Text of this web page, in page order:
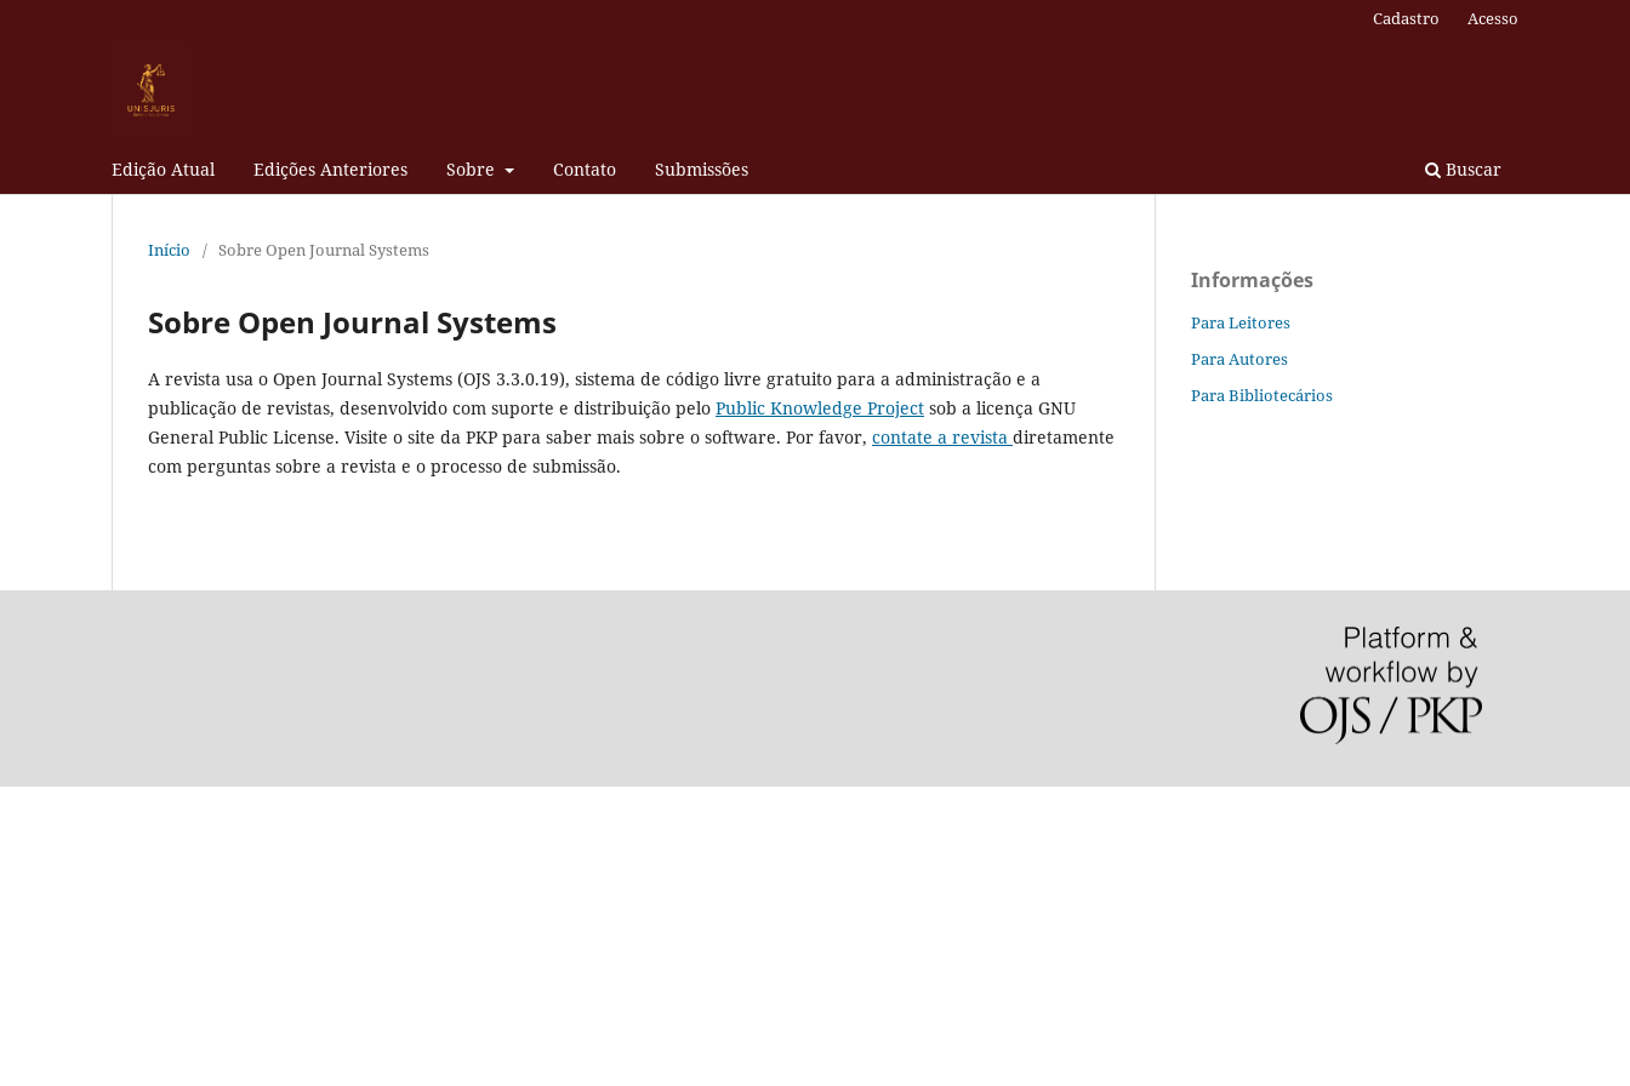
Edição Atual Edições Anteriores Sobre Contato Submissões Buscar
Cadastro Acesso
Início / Sobre Open Journal Systems
Sobre Open Journal Systems
A revista usa o Open Journal Systems (OJS 3.3.0.19), sistema de código livre gratuito para a administração e a
publicação de revistas, desenvolvido com suporte e distribuição pelo Public Knowledge Project sob a licença GNU
General Public License. Visite o site da PKP para saber mais sobre o software. Por favor, contate a revista diretamente
com perguntas sobre a revista e o processo de submissão.
Informações
Para Leitores
Para Autores
Para Bibliotecários